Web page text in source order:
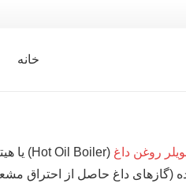
خانه
روغن داغ
(گازهای داغ حاصل از احتراق